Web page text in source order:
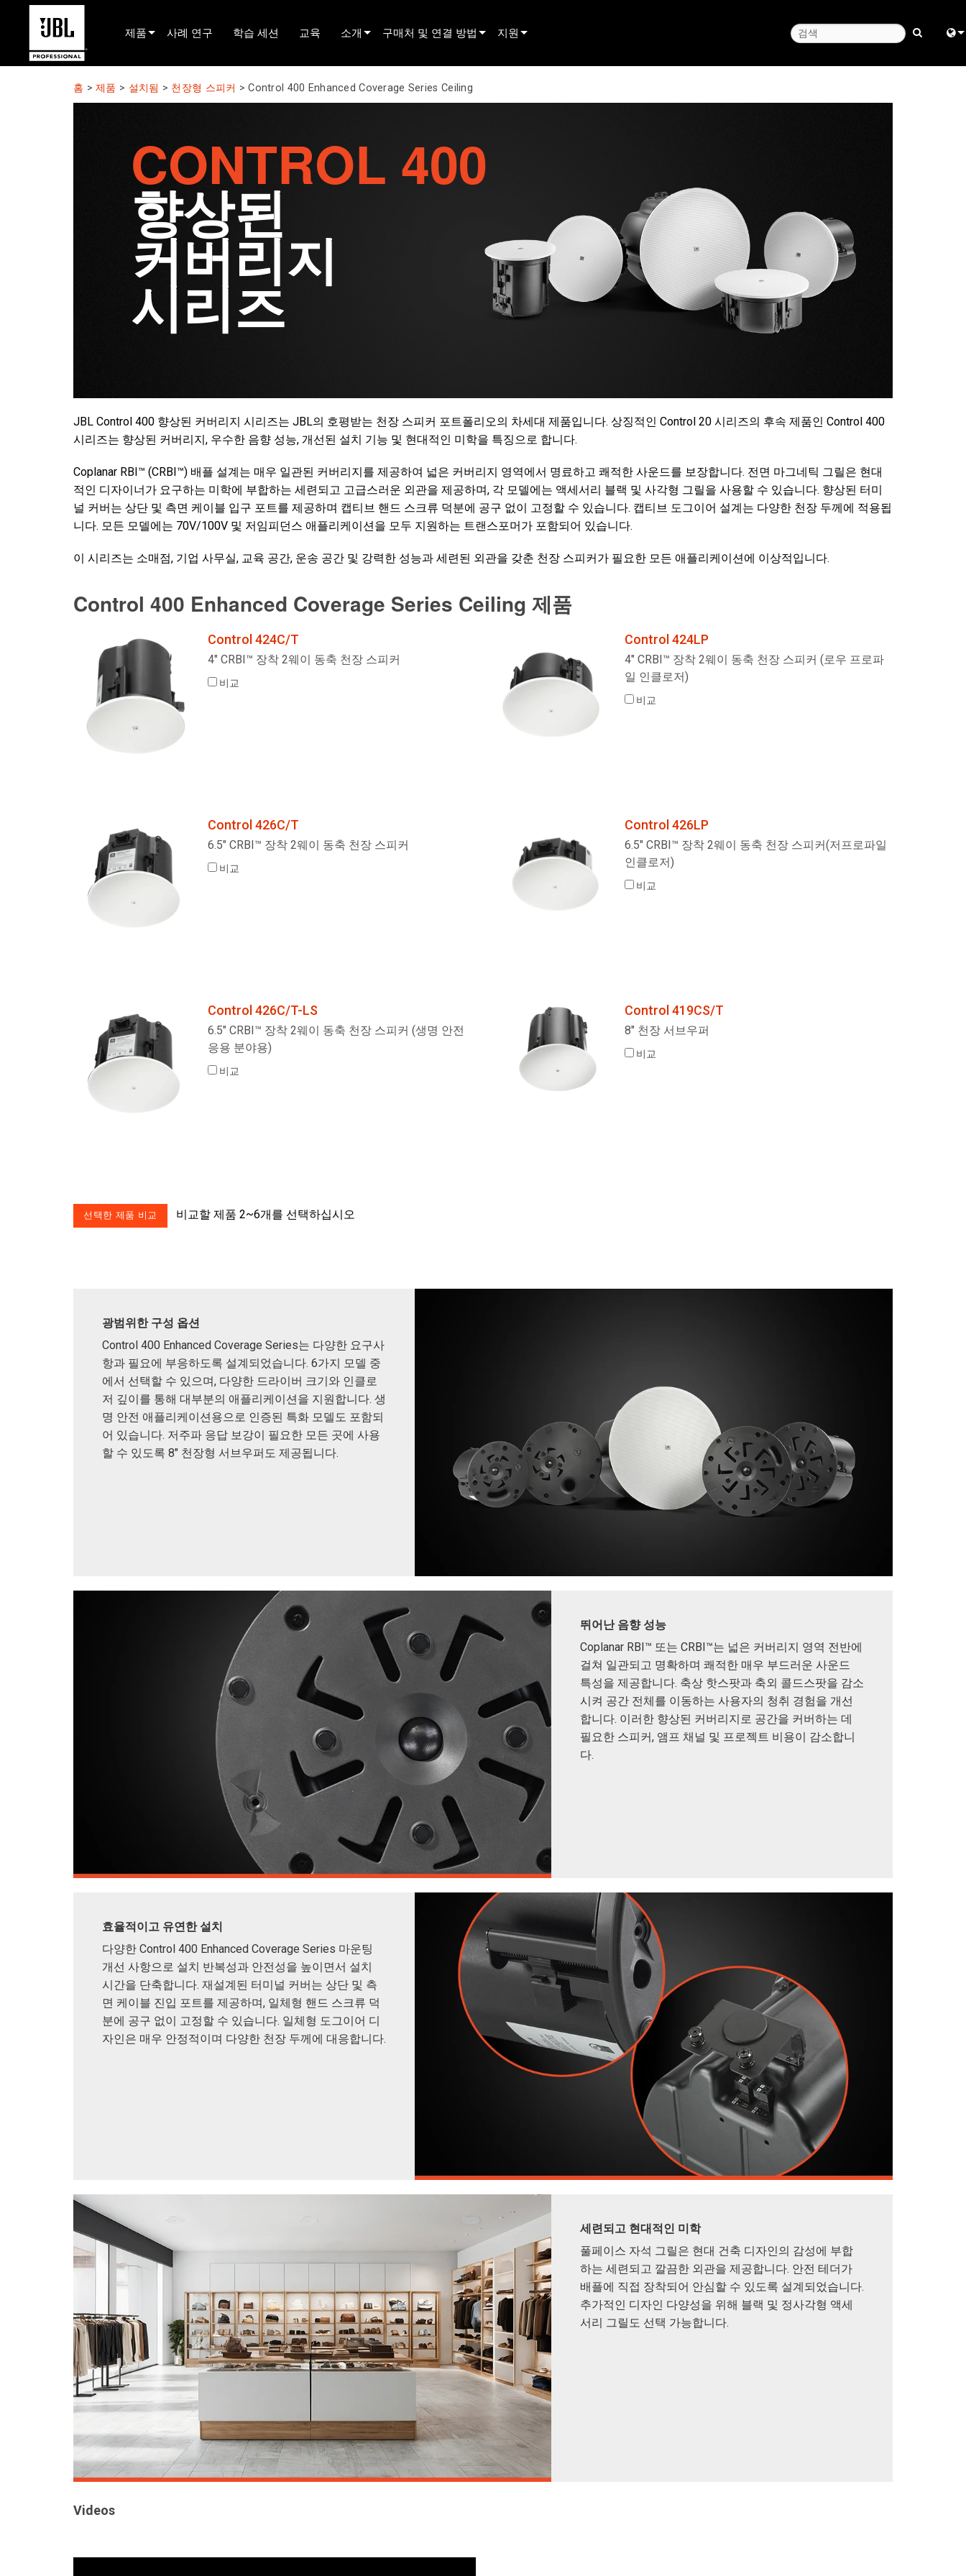
제품
라이브 포터블
EN 54
투어 사운드
레코딩 및 방송
구성 요소
단종된 제품
사례 연구 학습 세션 교육 소개 구매처 및 연결 방법
영업팀에 문의하기
지원
보증
제품 등록
서비스
홈 >제품 > 설치됨 > 천장형 스피커 >Control 400 Enhanced Coverage Series Ceiling
CONTROL 400
향상된
커버리지
시리즈
JBL Control 400 향상된 커버리지 시리즈는 JBL의 호평받는 천장 스피커 포트폴리오의 차세대 제품입니다. 상징적인 Control 20 시리즈의 후속 제품인 Control 400
시리즈는 향상된 커버리지, 우수한 음향 성능, 개선된 설치 기능 및 현대적인 미학을 특징으로 합니다.
Coplanar RBI™ (CRBI™) 배플 설계는 매우 일관된 커버리지를 제공하여 넓은 커버리지 영역에서 명료하고 쾌적한 사운드를 보장합니다. 전면 마그네틱 그릴은 현대
적인 디자이너가 요구하는 미학에 부합하는 세련되고 고급스러운 외관을 제공하며, 각 모델에는 액세서리 블랙 및 사각형 그릴을 사용할 수 있습니다. 향상된 터미
널 커버는 상단 및 측면 케이블 입구 포트를 제공하며 캡티브 핸드 스크류 덕분에 공구 없이 고정할 수 있습니다. 캡티브 도그이어 설계는 다양한 천장 두께에 적용됩
니다. 모든 모델에는 70V/100V 및 저임피던스 애플리케이션을 모두 지원하는 트랜스포머가 포함되어 있습니다.
이 시리즈는 소매점, 기업 사무실, 교육 공간, 운송 공간 및 강력한 성능과 세련된 외관을 갖춘 천장 스피커가 필요한 모든 애플리케이션에 이상적입니다.
Control 400 Enhanced Coverage Series Ceiling 제품
Control 424C/T
4" CRBI™ 장착 2웨이 동축 천장 스피커
비교
Control 424LP
4" CRBI™ 장착 2웨이 동축 천장 스피커 (로우 프로파
일 인클로저)
비교
Control 426C/T
6.5" CRBI™ 장착 2웨이 동축 천장 스피커
비교
Control 426LP
6.5" CRBI™ 장착 2웨이 동축 천장 스피커(저프로파일
인클로저)
비교
Control 426C/T-LS
6.5" CRBI™ 장착 2웨이 동축 천장 스피커 (생명 안전
응용 분야용)
비교
Control 419CS/T
8" 천장 서브우퍼
비교
비교할 제품 2~6개를 선택하십시오
광범위한 구성 옵션
Control 400 Enhanced Coverage Series는 다양한 요구사
항과 필요에 부응하도록 설계되었습니다. 6가지 모델 중
에서 선택할 수 있으며, 다양한 드라이버 크기와 인클로
저 깊이를 통해 대부분의 애플리케이션을 지원합니다. 생
명 안전 애플리케이션용으로 인증된 특화 모델도 포함되
어 있습니다. 저주파 응답 보강이 필요한 모든 곳에 사용
할 수 있도록 8" 천장형 서브우퍼도 제공됩니다.
뛰어난 음향 성능
Coplanar RBI™ 또는 CRBI™는 넓은 커버리지 영역 전반에
걸쳐 일관되고 명확하며 쾌적한 매우 부드러운 사운드
특성을 제공합니다. 축상 핫스팟과 축외 콜드스팟을 감소
시켜 공간 전체를 이동하는 사용자의 청취 경험을 개선
합니다. 이러한 향상된 커버리지로 공간을 커버하는 데
필요한 스피커, 앰프 채널 및 프로젝트 비용이 감소합니
다.
효율적이고 유연한 설치
다양한 Control 400 Enhanced Coverage Series 마운팅
개선 사항으로 설치 반복성과 안전성을 높이면서 설치
시간을 단축합니다. 재설계된 터미널 커버는 상단 및 측
면 케이블 진입 포트를 제공하며, 일체형 핸드 스크류 덕
분에 공구 없이 고정할 수 있습니다. 일체형 도그이어 디
자인은 매우 안정적이며 다양한 천장 두께에 대응합니다.
세련되고 현대적인 미학
풀페이스 자석 그릴은 현대 건축 디자인의 감성에 부합
하는 세련되고 깔끔한 외관을 제공합니다. 안전 테더가
배플에 직접 장착되어 안심할 수 있도록 설계되었습니다.
추가적인 디자인 다양성을 위해 블랙 및 정사각형 액세
서리 그릴도 선택 가능합니다.
Videos